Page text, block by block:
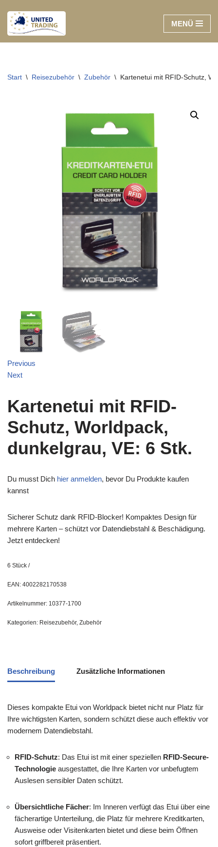
Zum
Inhalt
MENÜ
Start \ Reisezubehör \ Zubehör \ Kartenetui mit RFID-Schutz,
Previous
Next
Kartenetui mit RFID-
Schutz, Worldpack,
dunkelgrau, VE: 6 Stk.
Du musst Dich hier anmelden, bevor Du Produkte kaufen
kannst
Sicherer Schutz dank RFID-Blocker! Kompaktes Design für
mehrere Karten – schützt vor Datendiebstahl & Beschädigung.
Jetzt entdecken!
6 Stück /
EAN: 4002282170538
Artikelnummer: 10377-1700
Kategorien: Reisezubehör, Zubehör
Beschreibung Zusätzliche Informationen
Dieses kompakte Etui von Worldpack bietet nicht nur Platz für
Ihre wichtigsten Karten, sondern schützt diese auch effektiv vor
modernem Datendiebstahl.
RFID-Schutz: Das Etui ist mit einer speziellen RFID-Secure-
Technologie ausgestattet, die Ihre Karten vor unbefugtem
Auslesen sensibler Daten schützt.
Übersichtliche Fächer: Im Inneren verfügt das Etui über eine
fächerartige Unterteilung, die Platz für mehrere Kreditkarten,
Ausweise oder Visitenkarten bietet und diese beim Öffnen
sofort griffbereit präsentiert.